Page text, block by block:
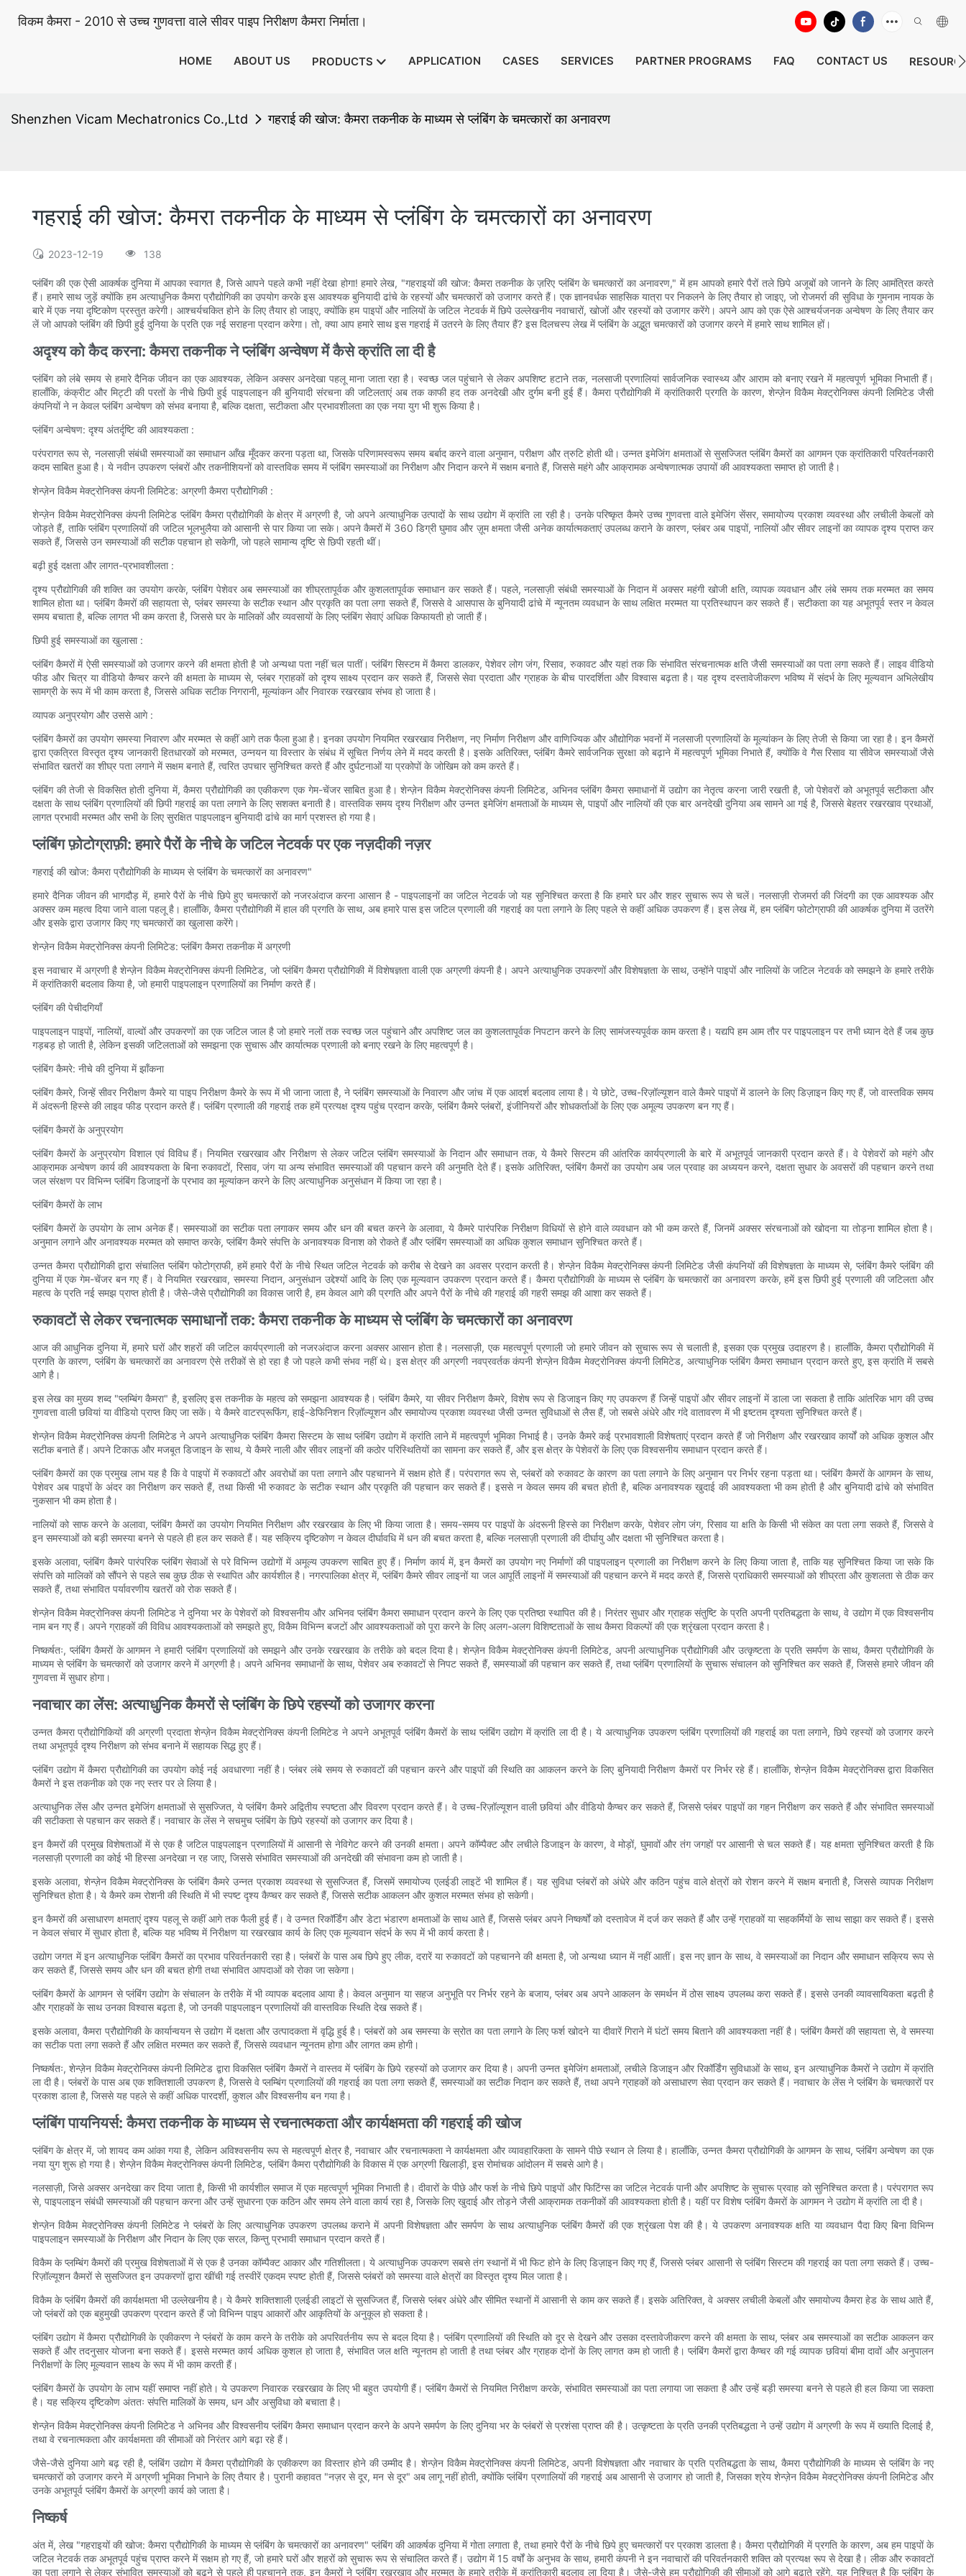
विकम कैमरा - 2010 से उच्च गुणवत्ता वाले सीवर पाइप निरीक्षण कैमरा निर्माता।
HOME ABOUT US PRODUCTS APPLICATION CASES SERVICES PARTNER PROGRAMS FAQ CONTACT US
Shenzhen Vicam Mechatronics Co.,Ltd गहराई की खोज: कैमरा तकनीक के माध्यम से प्लंबिंग के चमत्कारों का अनावरण
गहराई की खोज: कैमरा तकनीक के माध्यम से प्लंबिंग के चमत्कारों का अनावरण
2023-12-19 138
प्लंबिंग की एक ऐसी आकर्षक दुनिया में आपका स्वागत है, जिसे आपने पहले कभी नहीं देखा होगा! हमारे लेख, "गहराइयों की खोज: कैमरा तकनीक के ज़रिए प्लंबिंग के चमत्कारों का अनावरण," में हम आपको हमारे पैरों तले छिपे अजूबों को जानने के लिए आमंत्रित करते
हैं। हमारे साथ जुड़ें क्योंकि हम अत्याधुनिक कैमरा प्रौद्योगिकी का उपयोग करके इस आवश्यक बुनियादी ढांचे के रहस्यों और चमत्कारों को उजागर करते हैं। एक ज्ञानवर्धक साहसिक यात्रा पर निकलने के लिए तैयार हो जाइए, जो रोजमर्रा की सुविधा के गुमनाम नायक के
बारे में एक नया दृष्टिकोण प्रस्तुत करेगी। आश्चर्यचकित होने के लिए तैयार हो जाइए, क्योंकि हम पाइपों और नालियों के जटिल नेटवर्क में छिपे उल्लेखनीय नवाचारों, खोजों और रहस्यों को उजागर करेंगे। अपने आप को एक ऐसे आश्चर्यजनक अन्वेषण के लिए तैयार कर
लें जो आपको प्लंबिंग की छिपी हुई दुनिया के प्रति एक नई सराहना प्रदान करेगा। तो, क्या आप हमारे साथ इस गहराई में उतरने के लिए तैयार हैं? इस दिलचस्प लेख में प्लंबिंग के अद्भुत चमत्कारों को उजागर करने में हमारे साथ शामिल हों।
अदृश्य को कैद करना: कैमरा तकनीक ने प्लंबिंग अन्वेषण में कैसे क्रांति ला दी है
प्लंबिंग को लंबे समय से हमारे दैनिक जीवन का एक आवश्यक, लेकिन अक्सर अनदेखा पहलू माना जाता रहा है। स्वच्छ जल पहुंचाने से लेकर अपशिष्ट हटाने तक, नलसाजी प्रणालियां सार्वजनिक स्वास्थ्य और आराम को बनाए रखने में महत्वपूर्ण भूमिका निभाती हैं।
हालाँकि, कंक्रीट और मिट्टी की परतों के नीचे छिपी हुई पाइपलाइन की बुनियादी संरचना की जटिलताएं अब तक काफी हद तक अनदेखी और दुर्गम बनी हुई हैं। कैमरा प्रौद्योगिकी में क्रांतिकारी प्रगति के कारण, शेन्ज़ेन विकैम मेक्ट्रोनिक्स कंपनी लिमिटेड जैसी
कंपनियों ने न केवल प्लंबिंग अन्वेषण को संभव बनाया है, बल्कि दक्षता, सटीकता और प्रभावशीलता का एक नया युग भी शुरू किया है।
प्लंबिंग अन्वेषण: दृश्य अंतर्दृष्टि की आवश्यकता :
परंपरागत रूप से, नलसाज़ी संबंधी समस्याओं का समाधान आँख मूँदकर करना पड़ता था, जिसके परिणामस्वरूप समय बर्बाद करने वाला अनुमान, परीक्षण और त्रुटि होती थी। उन्नत इमेजिंग क्षमताओं से सुसज्जित प्लंबिंग कैमरों का आगमन एक क्रांतिकारी परिवर्तनकारी
कदम साबित हुआ है। ये नवीन उपकरण प्लंबरों और तकनीशियनों को वास्तविक समय में प्लंबिंग समस्याओं का निरीक्षण और निदान करने में सक्षम बनाते हैं, जिससे महंगे और आक्रामक अन्वेषणात्मक उपायों की आवश्यकता समाप्त हो जाती है।
शेन्ज़ेन विकैम मेक्ट्रोनिक्स कंपनी लिमिटेड: अग्रणी कैमरा प्रौद्योगिकी :
शेन्ज़ेन विकैम मेक्ट्रोनिक्स कंपनी लिमिटेड प्लंबिंग कैमरा प्रौद्योगिकी के क्षेत्र में अग्रणी है, जो अपने अत्याधुनिक उत्पादों के साथ उद्योग में क्रांति ला रही है। उनके परिष्कृत कैमरे उच्च गुणवत्ता वाले इमेजिंग सेंसर, समायोज्य प्रकाश व्यवस्था और लचीली केबलों को
जोड़ते हैं, ताकि प्लंबिंग प्रणालियों की जटिल भूलभुलैया को आसानी से पार किया जा सके। अपने कैमरों में 360 डिग्री घुमाव और ज़ूम क्षमता जैसी अनेक कार्यात्मकताएं उपलब्ध कराने के कारण, प्लंबर अब पाइपों, नालियों और सीवर लाइनों का व्यापक दृश्य प्राप्त कर
सकते हैं, जिससे उन समस्याओं की सटीक पहचान हो सकेगी, जो पहले सामान्य दृष्टि से छिपी रहती थीं।
बढ़ी हुई दक्षता और लागत-प्रभावशीलता :
दृश्य प्रौद्योगिकी की शक्ति का उपयोग करके, प्लंबिंग पेशेवर अब समस्याओं का शीघ्रतापूर्वक और कुशलतापूर्वक समाधान कर सकते हैं। पहले, नलसाज़ी संबंधी समस्याओं के निदान में अक्सर महंगी खोजी क्षति, व्यापक व्यवधान और लंबे समय तक मरम्मत का समय
शामिल होता था। प्लंबिंग कैमरों की सहायता से, प्लंबर समस्या के सटीक स्थान और प्रकृति का पता लगा सकते हैं, जिससे वे आसपास के बुनियादी ढांचे में न्यूनतम व्यवधान के साथ लक्षित मरम्मत या प्रतिस्थापन कर सकते हैं। सटीकता का यह अभूतपूर्व स्तर न केवल
समय बचाता है, बल्कि लागत भी कम करता है, जिससे घर के मालिकों और व्यवसायों के लिए प्लंबिंग सेवाएं अधिक किफायती हो जाती हैं।
छिपी हुई समस्याओं का खुलासा :
प्लंबिंग कैमरों में ऐसी समस्याओं को उजागर करने की क्षमता होती है जो अन्यथा पता नहीं चल पातीं। प्लंबिंग सिस्टम में कैमरा डालकर, पेशेवर लोग जंग, रिसाव, रुकावट और यहां तक कि संभावित संरचनात्मक क्षति जैसी समस्याओं का पता लगा सकते हैं। लाइव वीडियो
फीड और चित्र या वीडियो कैप्चर करने की क्षमता के माध्यम से, प्लंबर ग्राहकों को दृश्य साक्ष्य प्रदान कर सकते हैं, जिससे सेवा प्रदाता और ग्राहक के बीच पारदर्शिता और विश्वास बढ़ता है। यह दृश्य दस्तावेजीकरण भविष्य में संदर्भ के लिए मूल्यवान अभिलेखीय
सामग्री के रूप में भी काम करता है, जिससे अधिक सटीक निगरानी, मूल्यांकन और निवारक रखरखाव संभव हो जाता है।
व्यापक अनुप्रयोग और उससे आगे :
प्लंबिंग कैमरों का उपयोग समस्या निवारण और मरम्मत से कहीं आगे तक फैला हुआ है। इनका उपयोग नियमित रखरखाव निरीक्षण, नए निर्माण निरीक्षण और वाणिज्यिक और औद्योगिक भवनों में नलसाजी प्रणालियों के मूल्यांकन के लिए तेजी से किया जा रहा है। इन कैमरों
द्वारा एकत्रित विस्तृत दृश्य जानकारी हितधारकों को मरम्मत, उन्नयन या विस्तार के संबंध में सूचित निर्णय लेने में मदद करती है। इसके अतिरिक्त, प्लंबिंग कैमरे सार्वजनिक सुरक्षा को बढ़ाने में महत्वपूर्ण भूमिका निभाते हैं, क्योंकि वे गैस रिसाव या सीवेज समस्याओं जैसे
संभावित खतरों का शीघ्र पता लगाने में सक्षम बनाते हैं, त्वरित उपचार सुनिश्चित करते हैं और दुर्घटनाओं या प्रकोपों के जोखिम को कम करते हैं।
प्लंबिंग की तेजी से विकसित होती दुनिया में, कैमरा प्रौद्योगिकी का एकीकरण एक गेम-चेंजर साबित हुआ है। शेन्ज़ेन विकैम मेक्ट्रोनिक्स कंपनी लिमिटेड, अभिनव प्लंबिंग कैमरा समाधानों में उद्योग का नेतृत्व करना जारी रखती है, जो पेशेवरों को अभूतपूर्व सटीकता और
दक्षता के साथ प्लंबिंग प्रणालियों की छिपी गहराई का पता लगाने के लिए सशक्त बनाती है। वास्तविक समय दृश्य निरीक्षण और उन्नत इमेजिंग क्षमताओं के माध्यम से, पाइपों और नालियों की एक बार अनदेखी दुनिया अब सामने आ गई है, जिससे बेहतर रखरखाव प्रथाओं,
लागत प्रभावी मरम्मत और सभी के लिए सुरक्षित पाइपलाइन बुनियादी ढांचे का मार्ग प्रशस्त हो गया है।
प्लंबिंग फ़ोटोग्राफ़ी: हमारे पैरों के नीचे के जटिल नेटवर्क पर एक नज़दीकी नज़र
गहराई की खोज: कैमरा प्रौद्योगिकी के माध्यम से प्लंबिंग के चमत्कारों का अनावरण"
हमारे दैनिक जीवन की भागदौड़ में, हमारे पैरों के नीचे छिपे हुए चमत्कारों को नजरअंदाज करना आसान है - पाइपलाइनों का जटिल नेटवर्क जो यह सुनिश्चित करता है कि हमारे घर और शहर सुचारू रूप से चलें। नलसाज़ी रोजमर्रा की जिंदगी का एक आवश्यक और
अक्सर कम महत्व दिया जाने वाला पहलू है। हालाँकि, कैमरा प्रौद्योगिकी में हाल की प्रगति के साथ, अब हमारे पास इस जटिल प्रणाली की गहराई का पता लगाने के लिए पहले से कहीं अधिक उपकरण हैं। इस लेख में, हम प्लंबिंग फोटोग्राफी की आकर्षक दुनिया में उतरेंगे
और इसके द्वारा उजागर किए गए चमत्कारों का खुलासा करेंगे।
शेन्ज़ेन विकैम मेक्ट्रोनिक्स कंपनी लिमिटेड: प्लंबिंग कैमरा तकनीक में अग्रणी
इस नवाचार में अग्रणी है शेन्ज़ेन विकैम मेक्ट्रोनिक्स कंपनी लिमिटेड, जो प्लंबिंग कैमरा प्रौद्योगिकी में विशेषज्ञता वाली एक अग्रणी कंपनी है। अपने अत्याधुनिक उपकरणों और विशेषज्ञता के साथ, उन्होंने पाइपों और नालियों के जटिल नेटवर्क को समझने के हमारे तरीके
में क्रांतिकारी बदलाव किया है, जो हमारी पाइपलाइन प्रणालियों का निर्माण करते हैं।
प्लंबिंग की पेचीदगियाँ
पाइपलाइन पाइपों, नालियों, वाल्वों और उपकरणों का एक जटिल जाल है जो हमारे नलों तक स्वच्छ जल पहुंचाने और अपशिष्ट जल का कुशलतापूर्वक निपटान करने के लिए सामंजस्यपूर्वक काम करता है। यद्यपि हम आम तौर पर पाइपलाइन पर तभी ध्यान देते हैं जब कुछ
गड़बड़ हो जाती है, लेकिन इसकी जटिलताओं को समझना एक सुचारू और कार्यात्मक प्रणाली को बनाए रखने के लिए महत्वपूर्ण है।
प्लंबिंग कैमरे: नीचे की दुनिया में झाँकना
प्लंबिंग कैमरे, जिन्हें सीवर निरीक्षण कैमरे या पाइप निरीक्षण कैमरे के रूप में भी जाना जाता है, ने प्लंबिंग समस्याओं के निवारण और जांच में एक आदर्श बदलाव लाया है। ये छोटे, उच्च-रिज़ॉल्यूशन वाले कैमरे पाइपों में डालने के लिए डिज़ाइन किए गए हैं, जो वास्तविक समय
में अंदरूनी हिस्से की लाइव फीड प्रदान करते हैं। प्लंबिंग प्रणाली की गहराई तक हमें प्रत्यक्ष दृश्य पहुंच प्रदान करके, प्लंबिंग कैमरे प्लंबरों, इंजीनियरों और शोधकर्ताओं के लिए एक अमूल्य उपकरण बन गए हैं।
प्लंबिंग कैमरों के अनुप्रयोग
प्लंबिंग कैमरों के अनुप्रयोग विशाल एवं विविध हैं। नियमित रखरखाव और निरीक्षण से लेकर जटिल प्लंबिंग समस्याओं के निदान और समाधान तक, ये कैमरे सिस्टम की आंतरिक कार्यप्रणाली के बारे में अभूतपूर्व जानकारी प्रदान करते हैं। वे पेशेवरों को महंगे और
आक्रामक अन्वेषण कार्य की आवश्यकता के बिना रुकावटों, रिसाव, जंग या अन्य संभावित समस्याओं की पहचान करने की अनुमति देते हैं। इसके अतिरिक्त, प्लंबिंग कैमरों का उपयोग अब जल प्रवाह का अध्ययन करने, दक्षता सुधार के अवसरों की पहचान करने तथा
जल संरक्षण पर विभिन्न प्लंबिंग डिजाइनों के प्रभाव का मूल्यांकन करने के लिए अत्याधुनिक अनुसंधान में किया जा रहा है।
प्लंबिंग कैमरों के लाभ
प्लंबिंग कैमरों के उपयोग के लाभ अनेक हैं। समस्याओं का सटीक पता लगाकर समय और धन की बचत करने के अलावा, ये कैमरे पारंपरिक निरीक्षण विधियों से होने वाले व्यवधान को भी कम करते हैं, जिनमें अक्सर संरचनाओं को खोदना या तोड़ना शामिल होता है।
अनुमान लगाने और अनावश्यक मरम्मत को समाप्त करके, प्लंबिंग कैमरे संपत्ति के अनावश्यक विनाश को रोकते हैं और प्लंबिंग समस्याओं का अधिक कुशल समाधान सुनिश्चित करते हैं।
उन्नत कैमरा प्रौद्योगिकी द्वारा संचालित प्लंबिंग फोटोग्राफी, हमें हमारे पैरों के नीचे स्थित जटिल नेटवर्क को करीब से देखने का अवसर प्रदान करती है। शेन्ज़ेन विकैम मेक्ट्रोनिक्स कंपनी लिमिटेड जैसी कंपनियों की विशेषज्ञता के माध्यम से, प्लंबिंग कैमरे प्लंबिंग की
दुनिया में एक गेम-चेंजर बन गए हैं। वे नियमित रखरखाव, समस्या निदान, अनुसंधान उद्देश्यों आदि के लिए एक मूल्यवान उपकरण प्रदान करते हैं। कैमरा प्रौद्योगिकी के माध्यम से प्लंबिंग के चमत्कारों का अनावरण करके, हमें इस छिपी हुई प्रणाली की जटिलता और
महत्व के प्रति नई समझ प्राप्त होती है। जैसे-जैसे प्रौद्योगिकी का विकास जारी है, हम केवल आगे की प्रगति और अपने पैरों के नीचे की गहराई की गहरी समझ की आशा कर सकते हैं।
रुकावटों से लेकर रचनात्मक समाधानों तक: कैमरा तकनीक के माध्यम से प्लंबिंग के चमत्कारों का अनावरण
आज की आधुनिक दुनिया में, हमारे घरों और शहरों की जटिल कार्यप्रणाली को नजरअंदाज करना अक्सर आसान होता है। नलसाज़ी, एक महत्वपूर्ण प्रणाली जो हमारे जीवन को सुचारू रूप से चलाती है, इसका एक प्रमुख उदाहरण है। हालाँकि, कैमरा प्रौद्योगिकी में
प्रगति के कारण, प्लंबिंग के चमत्कारों का अनावरण ऐसे तरीकों से हो रहा है जो पहले कभी संभव नहीं थे। इस क्षेत्र की अग्रणी नवप्रवर्तक कंपनी शेन्ज़ेन विकैम मेक्ट्रोनिक्स कंपनी लिमिटेड, अत्याधुनिक प्लंबिंग कैमरा समाधान प्रदान करते हुए, इस क्रांति में सबसे
आगे है।
इस लेख का मुख्य शब्द "प्लम्बिंग कैमरा" है, इसलिए इस तकनीक के महत्व को समझना आवश्यक है। प्लंबिंग कैमरे, या सीवर निरीक्षण कैमरे, विशेष रूप से डिजाइन किए गए उपकरण हैं जिन्हें पाइपों और सीवर लाइनों में डाला जा सकता है ताकि आंतरिक भाग की उच्च
गुणवत्ता वाली छवियां या वीडियो प्राप्त किए जा सकें। ये कैमरे वाटरप्रूफिंग, हाई-डेफिनिशन रिज़ॉल्यूशन और समायोज्य प्रकाश व्यवस्था जैसी उन्नत सुविधाओं से लैस हैं, जो सबसे अंधेरे और गंदे वातावरण में भी इष्टतम दृश्यता सुनिश्चित करते हैं।
शेन्ज़ेन विकैम मेक्ट्रोनिक्स कंपनी लिमिटेड ने अपने अत्याधुनिक प्लंबिंग कैमरा सिस्टम के साथ प्लंबिंग उद्योग में क्रांति लाने में महत्वपूर्ण भूमिका निभाई है। उनके कैमरे कई प्रभावशाली विशेषताएं प्रदान करते हैं जो निरीक्षण और रखरखाव कार्यों को अधिक कुशल और
सटीक बनाते हैं। अपने टिकाऊ और मजबूत डिजाइन के साथ, ये कैमरे नाली और सीवर लाइनों की कठोर परिस्थितियों का सामना कर सकते हैं, और इस क्षेत्र के पेशेवरों के लिए एक विश्वसनीय समाधान प्रदान करते हैं।
प्लंबिंग कैमरों का एक प्रमुख लाभ यह है कि वे पाइपों में रुकावटों और अवरोधों का पता लगाने और पहचानने में सक्षम होते हैं। परंपरागत रूप से, प्लंबरों को रुकावट के कारण का पता लगाने के लिए अनुमान पर निर्भर रहना पड़ता था। प्लंबिंग कैमरों के आगमन के साथ,
पेशेवर अब पाइपों के अंदर का निरीक्षण कर सकते हैं, तथा किसी भी रुकावट के सटीक स्थान और प्रकृति की पहचान कर सकते हैं। इससे न केवल समय की बचत होती है, बल्कि अनावश्यक खुदाई की आवश्यकता भी कम होती है और बुनियादी ढांचे को संभावित
नुकसान भी कम होता है।
नालियों को साफ करने के अलावा, प्लंबिंग कैमरों का उपयोग नियमित निरीक्षण और रखरखाव के लिए भी किया जाता है। समय-समय पर पाइपों के अंदरूनी हिस्से का निरीक्षण करके, पेशेवर लोग जंग, रिसाव या क्षति के किसी भी संकेत का पता लगा सकते हैं, जिससे वे
इन समस्याओं को बड़ी समस्या बनने से पहले ही हल कर सकते हैं। यह सक्रिय दृष्टिकोण न केवल दीर्घावधि में धन की बचत करता है, बल्कि नलसाज़ी प्रणाली की दीर्घायु और दक्षता भी सुनिश्चित करता है।
इसके अलावा, प्लंबिंग कैमरे पारंपरिक प्लंबिंग सेवाओं से परे विभिन्न उद्योगों में अमूल्य उपकरण साबित हुए हैं। निर्माण कार्य में, इन कैमरों का उपयोग नए निर्माणों की पाइपलाइन प्रणाली का निरीक्षण करने के लिए किया जाता है, ताकि यह सुनिश्चित किया जा सके कि
संपत्ति को मालिकों को सौंपने से पहले सब कुछ ठीक से स्थापित और कार्यशील है। नगरपालिका क्षेत्र में, प्लंबिंग कैमरे सीवर लाइनों या जल आपूर्ति लाइनों में समस्याओं की पहचान करने में मदद करते हैं, जिससे प्राधिकारी समस्याओं को शीघ्रता और कुशलता से ठीक कर
सकते हैं, तथा संभावित पर्यावरणीय खतरों को रोक सकते हैं।
शेन्ज़ेन विकैम मेक्ट्रोनिक्स कंपनी लिमिटेड ने दुनिया भर के पेशेवरों को विश्वसनीय और अभिनव प्लंबिंग कैमरा समाधान प्रदान करने के लिए एक प्रतिष्ठा स्थापित की है। निरंतर सुधार और ग्राहक संतुष्टि के प्रति अपनी प्रतिबद्धता के साथ, वे उद्योग में एक विश्वसनीय
नाम बन गए हैं। अपने ग्राहकों की विविध आवश्यकताओं को समझते हुए, विकैम विभिन्न बजटों और आवश्यकताओं को पूरा करने के लिए अलग-अलग विशिष्टताओं के साथ कैमरा विकल्पों की एक श्रृंखला प्रदान करता है।
निष्कर्षतः, प्लंबिंग कैमरों के आगमन ने हमारी प्लंबिंग प्रणालियों को समझने और उनके रखरखाव के तरीके को बदल दिया है। शेन्ज़ेन विकैम मेक्ट्रोनिक्स कंपनी लिमिटेड, अपनी अत्याधुनिक प्रौद्योगिकी और उत्कृष्टता के प्रति समर्पण के साथ, कैमरा प्रौद्योगिकी के
माध्यम से प्लंबिंग के चमत्कारों को उजागर करने में अग्रणी है। अपने अभिनव समाधानों के साथ, पेशेवर अब रुकावटों से निपट सकते हैं, समस्याओं की पहचान कर सकते हैं, तथा प्लंबिंग प्रणालियों के सुचारू संचालन को सुनिश्चित कर सकते हैं, जिससे हमारे जीवन की
गुणवत्ता में सुधार होगा।
नवाचार का लेंस: अत्याधुनिक कैमरों से प्लंबिंग के छिपे रहस्यों को उजागर करना
उन्नत कैमरा प्रौद्योगिकियों की अग्रणी प्रदाता शेन्ज़ेन विकैम मेक्ट्रोनिक्स कंपनी लिमिटेड ने अपने अभूतपूर्व प्लंबिंग कैमरों के साथ प्लंबिंग उद्योग में क्रांति ला दी है। ये अत्याधुनिक उपकरण प्लंबिंग प्रणालियों की गहराई का पता लगाने, छिपे रहस्यों को उजागर करने
तथा अभूतपूर्व दृश्य निरीक्षण को संभव बनाने में सहायक सिद्ध हुए हैं।
प्लंबिंग उद्योग में कैमरा प्रौद्योगिकी का उपयोग कोई नई अवधारणा नहीं है। प्लंबर लंबे समय से रुकावटों की पहचान करने और पाइपों की स्थिति का आकलन करने के लिए बुनियादी निरीक्षण कैमरों पर निर्भर रहे हैं। हालाँकि, शेन्ज़ेन विकैम मेक्ट्रोनिक्स द्वारा विकसित
कैमरों ने इस तकनीक को एक नए स्तर पर ले लिया है।
अत्याधुनिक लेंस और उन्नत इमेजिंग क्षमताओं से सुसज्जित, ये प्लंबिंग कैमरे अद्वितीय स्पष्टता और विवरण प्रदान करते हैं। वे उच्च-रिज़ॉल्यूशन वाली छवियां और वीडियो कैप्चर कर सकते हैं, जिससे प्लंबर पाइपों का गहन निरीक्षण कर सकते हैं और संभावित समस्याओं
की सटीकता से पहचान कर सकते हैं। नवाचार के लेंस ने सचमुच प्लंबिंग के छिपे रहस्यों को उजागर कर दिया है।
इन कैमरों की प्रमुख विशेषताओं में से एक है जटिल पाइपलाइन प्रणालियों में आसानी से नेविगेट करने की उनकी क्षमता। अपने कॉम्पैक्ट और लचीले डिजाइन के कारण, वे मोड़ों, घुमावों और तंग जगहों पर आसानी से चल सकते हैं। यह क्षमता सुनिश्चित करती है कि
नलसाज़ी प्रणाली का कोई भी हिस्सा अनदेखा न रह जाए, जिससे संभावित समस्याओं की अनदेखी की संभावना कम हो जाती है।
इसके अलावा, शेन्ज़ेन विकैम मेक्ट्रोनिक्स के प्लंबिंग कैमरे उन्नत प्रकाश व्यवस्था से सुसज्जित हैं, जिसमें समायोज्य एलईडी लाइटें भी शामिल हैं। यह सुविधा प्लंबरों को अंधेरे और कठिन पहुंच वाले क्षेत्रों को रोशन करने में सक्षम बनाती है, जिससे व्यापक निरीक्षण
सुनिश्चित होता है। ये कैमरे कम रोशनी की स्थिति में भी स्पष्ट दृश्य कैप्चर कर सकते हैं, जिससे सटीक आकलन और कुशल मरम्मत संभव हो सकेगी।
इन कैमरों की असाधारण क्षमताएं दृश्य पहलू से कहीं आगे तक फैली हुई हैं। वे उन्नत रिकॉर्डिंग और डेटा भंडारण क्षमताओं के साथ आते हैं, जिससे प्लंबर अपने निष्कर्षों को दस्तावेज में दर्ज कर सकते हैं और उन्हें ग्राहकों या सहकर्मियों के साथ साझा कर सकते हैं। इससे
न केवल संचार में सुधार होता है, बल्कि यह भविष्य में निरीक्षण या रखरखाव कार्य के लिए एक मूल्यवान संदर्भ के रूप में भी कार्य करता है।
उद्योग जगत में इन अत्याधुनिक प्लंबिंग कैमरों का प्रभाव परिवर्तनकारी रहा है। प्लंबरों के पास अब छिपे हुए लीक, दरारें या रुकावटों को पहचानने की क्षमता है, जो अन्यथा ध्यान में नहीं आतीं। इस नए ज्ञान के साथ, वे समस्याओं का निदान और समाधान सक्रिय रूप से
कर सकते हैं, जिससे समय और धन की बचत होगी तथा संभावित आपदाओं को रोका जा सकेगा।
प्लंबिंग कैमरों के आगमन से प्लंबिंग उद्योग के संचालन के तरीके में भी व्यापक बदलाव आया है। केवल अनुमान या सहज अनुभूति पर निर्भर रहने के बजाय, प्लंबर अब अपने आकलन के समर्थन में ठोस साक्ष्य उपलब्ध करा सकते हैं। इससे उनकी व्यावसायिकता बढ़ती है
और ग्राहकों के साथ उनका विश्वास बढ़ता है, जो उनकी पाइपलाइन प्रणालियों की वास्तविक स्थिति देख सकते हैं।
इसके अलावा, कैमरा प्रौद्योगिकी के कार्यान्वयन से उद्योग में दक्षता और उत्पादकता में वृद्धि हुई है। प्लंबरों को अब समस्या के स्रोत का पता लगाने के लिए फर्श खोदने या दीवारें गिराने में घंटों समय बिताने की आवश्यकता नहीं है। प्लंबिंग कैमरों की सहायता से, वे समस्या
का सटीक पता लगा सकते हैं और लक्षित मरम्मत कर सकते हैं, जिससे व्यवधान न्यूनतम होगा और लागत कम होगी।
निष्कर्षतः, शेन्ज़ेन विकैम मेक्ट्रोनिक्स कंपनी लिमिटेड द्वारा विकसित प्लंबिंग कैमरों ने वास्तव में प्लंबिंग के छिपे रहस्यों को उजागर कर दिया है। अपनी उन्नत इमेजिंग क्षमताओं, लचीले डिजाइन और रिकॉर्डिंग सुविधाओं के साथ, इन अत्याधुनिक कैमरों ने उद्योग में क्रांति
ला दी है। प्लंबरों के पास अब एक शक्तिशाली उपकरण है, जिससे वे प्लम्बिंग प्रणालियों की गहराई का पता लगा सकते हैं, समस्याओं का सटीक निदान कर सकते हैं, तथा अपने ग्राहकों को असाधारण सेवा प्रदान कर सकते हैं। नवाचार के लेंस ने प्लंबिंग के चमत्कारों पर
प्रकाश डाला है, जिससे यह पहले से कहीं अधिक पारदर्शी, कुशल और विश्वसनीय बन गया है।
प्लंबिंग पायनियर्स: कैमरा तकनीक के माध्यम से रचनात्मकता और कार्यक्षमता की गहराई की खोज
प्लंबिंग के क्षेत्र में, जो शायद कम आंका गया है, लेकिन अविश्वसनीय रूप से महत्वपूर्ण क्षेत्र है, नवाचार और रचनात्मकता ने कार्यक्षमता और व्यावहारिकता के सामने पीछे स्थान ले लिया है। हालाँकि, उन्नत कैमरा प्रौद्योगिकी के आगमन के साथ, प्लंबिंग अन्वेषण का एक
नया युग शुरू हो गया है। शेन्ज़ेन विकैम मेक्ट्रोनिक्स कंपनी लिमिटेड, प्लंबिंग कैमरा प्रौद्योगिकी के विकास में एक अग्रणी खिलाड़ी, इस रोमांचक आंदोलन में सबसे आगे है।
नलसाज़ी, जिसे अक्सर अनदेखा कर दिया जाता है, किसी भी कार्यशील समाज में एक महत्वपूर्ण भूमिका निभाती है। दीवारों के पीछे और फर्श के नीचे छिपे पाइपों और फिटिंग्स का जटिल नेटवर्क पानी और अपशिष्ट के सुचारू प्रवाह को सुनिश्चित करता है। परंपरागत रूप
से, पाइपलाइन संबंधी समस्याओं की पहचान करना और उन्हें सुधारना एक कठिन और समय लेने वाला कार्य रहा है, जिसके लिए खुदाई और तोड़ने जैसी आक्रामक तकनीकों की आवश्यकता होती है। यहीं पर विशेष प्लंबिंग कैमरों के आगमन ने उद्योग में क्रांति ला दी है।
शेन्ज़ेन विकैम मेक्ट्रोनिक्स कंपनी लिमिटेड ने प्लंबरों के लिए अत्याधुनिक उपकरण उपलब्ध कराने में अपनी विशेषज्ञता और समर्पण के साथ अत्याधुनिक प्लंबिंग कैमरों की एक श्रृंखला पेश की है। ये उपकरण अनावश्यक क्षति या व्यवधान पैदा किए बिना विभिन्न
पाइपलाइन समस्याओं के निरीक्षण और निदान के लिए एक सरल, किन्तु प्रभावी समाधान प्रदान करते हैं।
विकैम के प्लम्बिंग कैमरों की प्रमुख विशेषताओं में से एक है उनका कॉम्पैक्ट आकार और गतिशीलता। ये अत्याधुनिक उपकरण सबसे तंग स्थानों में भी फिट होने के लिए डिज़ाइन किए गए हैं, जिससे प्लंबर आसानी से प्लंबिंग सिस्टम की गहराई का पता लगा सकते हैं। उच्च-
रिज़ॉल्यूशन कैमरों से सुसज्जित इन उपकरणों द्वारा खींची गई तस्वीरें एकदम स्पष्ट होती हैं, जिससे प्लंबरों को समस्या वाले क्षेत्रों का विस्तृत दृश्य मिल जाता है।
विकैम के प्लंबिंग कैमरों की कार्यक्षमता भी उल्लेखनीय है। ये कैमरे शक्तिशाली एलईडी लाइटों से सुसज्जित हैं, जिससे प्लंबर अंधेरे और सीमित स्थानों में आसानी से काम कर सकते हैं। इसके अतिरिक्त, वे अक्सर लचीली केबलों और समायोज्य कैमरा हेड के साथ आते हैं,
जो प्लंबरों को एक बहुमुखी उपकरण प्रदान करते हैं जो विभिन्न पाइप आकारों और आकृतियों के अनुकूल हो सकता है।
प्लंबिंग उद्योग में कैमरा प्रौद्योगिकी के एकीकरण ने प्लंबरों के काम करने के तरीके को अपरिवर्तनीय रूप से बदल दिया है। प्लंबिंग प्रणालियों की स्थिति को दूर से देखने और उसका दस्तावेजीकरण करने की क्षमता के साथ, प्लंबर अब समस्याओं का सटीक आकलन कर
सकते हैं और तदनुसार योजना बना सकते हैं। इससे मरम्मत कार्य अधिक कुशल हो जाता है, संभावित जल क्षति न्यूनतम हो जाती है तथा प्लंबर और ग्राहक दोनों के लिए लागत कम हो जाती है। प्लंबिंग कैमरों द्वारा कैप्चर की गई व्यापक छवियां बीमा दावों और अनुपालन
निरीक्षणों के लिए मूल्यवान साक्ष्य के रूप में भी काम करती हैं।
प्लंबिंग कैमरों के उपयोग के लाभ यहीं समाप्त नहीं होते। ये उपकरण निवारक रखरखाव के लिए भी बहुत उपयोगी हैं। प्लंबिंग कैमरों से नियमित निरीक्षण करके, संभावित समस्याओं का पता लगाया जा सकता है और उन्हें बड़ी समस्या बनने से पहले ही हल किया जा सकता
है। यह सक्रिय दृष्टिकोण अंततः संपत्ति मालिकों के समय, धन और असुविधा को बचाता है।
शेन्ज़ेन विकैम मेक्ट्रोनिक्स कंपनी लिमिटेड ने अभिनव और विश्वसनीय प्लंबिंग कैमरा समाधान प्रदान करने के अपने समर्पण के लिए दुनिया भर के प्लंबरों से प्रशंसा प्राप्त की है। उत्कृष्टता के प्रति उनकी प्रतिबद्धता ने उन्हें उद्योग में अग्रणी के रूप में ख्याति दिलाई है,
तथा वे रचनात्मकता और कार्यक्षमता की सीमाओं को निरंतर आगे बढ़ा रहे हैं।
जैसे-जैसे दुनिया आगे बढ़ रही है, प्लंबिंग उद्योग में कैमरा प्रौद्योगिकी के एकीकरण का विस्तार होने की उम्मीद है। शेन्ज़ेन विकैम मेक्ट्रोनिक्स कंपनी लिमिटेड, अपनी विशेषज्ञता और नवाचार के प्रति प्रतिबद्धता के साथ, कैमरा प्रौद्योगिकी के माध्यम से प्लंबिंग के नए
चमत्कारों को उजागर करने में अग्रणी भूमिका निभाने के लिए तैयार है। पुरानी कहावत "नज़र से दूर, मन से दूर" अब लागू नहीं होती, क्योंकि प्लंबिंग प्रणालियों की गहराई अब आसानी से उजागर हो जाती है, जिसका श्रेय शेन्ज़ेन विकैम मेक्ट्रोनिक्स कंपनी लिमिटेड और
उनके अभूतपूर्व प्लंबिंग कैमरों के अग्रणी कार्य को जाता है।
निष्कर्ष
अंत में, लेख "गहराइयों की खोज: कैमरा प्रौद्योगिकी के माध्यम से प्लंबिंग के चमत्कारों का अनावरण" प्लंबिंग की आकर्षक दुनिया में गोता लगाता है, तथा हमारे पैरों के नीचे छिपे हुए चमत्कारों पर प्रकाश डालता है। कैमरा प्रौद्योगिकी में प्रगति के कारण, अब हम पाइपों के
जटिल नेटवर्क तक अभूतपूर्व पहुंच प्राप्त करने में सक्षम हो गए हैं, जो हमारे घरों और शहरों को सुचारू रूप से संचालित करते हैं। उद्योग में 15 वर्षों के अनुभव के साथ, हमारी कंपनी ने इन नवाचारों की परिवर्तनकारी शक्ति को प्रत्यक्ष रूप से देखा है। लीक और रुकावटों
का पता लगाने से लेकर संभावित समस्याओं को बढ़ने से पहले ही पहचानने तक, इन कैमरों ने प्लंबिंग रखरखाव और मरम्मत के हमारे तरीके में क्रांतिकारी बदलाव ला दिया है। जैसे-जैसे हम प्रौद्योगिकी की सीमाओं को आगे बढ़ाते रहेंगे, यह निश्चित है कि प्लंबिंग के